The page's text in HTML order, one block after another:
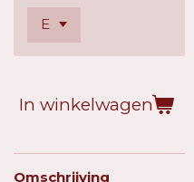
In winkelwagen
Omschrijving